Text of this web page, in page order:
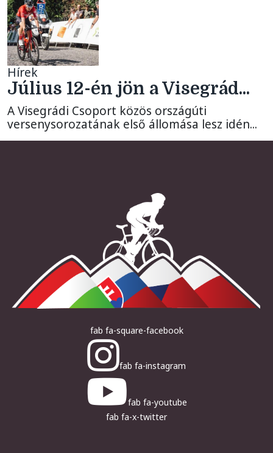
Hírek
Július 12-én jön a Visegrád...
A Visegrádi Csoport közös országúti
versenysorozatának első állomása lesz idén...
fab fa-square-facebook
fab fa-instagram
fab fa-youtube
fab fa-x-twitter